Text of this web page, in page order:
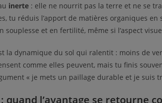
inerte : elle ne nourrit pas la terre et ne se
tu réduis l’apport de matières organiques
souplesse et en fertilité, même si l’aspect
la dynamique du sol qui ralentit : moins de
comme elles peuvent, mais tu finis
« je mets un paillage durable et je suis
quand l’avantage se retourne